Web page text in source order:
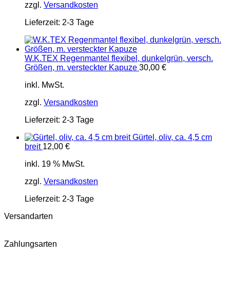
zzgl. Versandkosten
Lieferzeit: 2-3 Tage
W.K.TEX Regenmantel flexibel, dunkelgrün, versch.
Größen, m. versteckter Kapuze 30,00 €
inkl. MwSt.
zzgl. Versandkosten
Lieferzeit: 2-3 Tage
Gürtel, oliv, ca. 4,5 cm
breit 12,00 €
inkl. 19 % MwSt.
zzgl. Versandkosten
Lieferzeit: 2-3 Tage
Versandarten
Zahlungsarten